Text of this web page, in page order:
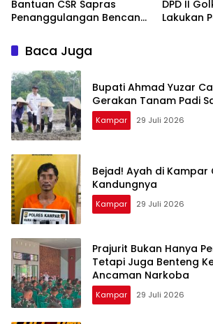
Bantuan CSR Sapras
Penanggulangan Bencana
Nusantara Power
DPD II
Lakukan
Baca Juga
Bupati Ahmad Yuzar
Gerakan Tanam Padi
Kampar 29 Juli 2026
Bejad! Ayah di Kampar
Kandungnya
Kampar 29 Juli 2026
Prajurit Bukan Hanya
Tetapi Juga Benteng
Ancaman Narkoba
Kampar 29 Juli 2026